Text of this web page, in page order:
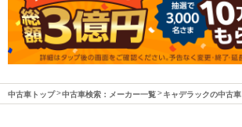
中古車トップ 中古車検索：メーカー一覧 キャデラックの中古車